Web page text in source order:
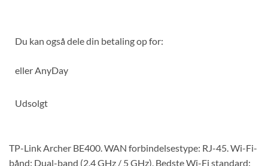
Du kan også dele din betaling op for:
eller AnyDay
Udsolgt
TP-Link Archer BE400. WAN forbindelsestype: RJ-45. Wi-Fi-
bånd: Dual-band (2,4 GHz / 5 GHz), Bedste Wi-Fi standard: